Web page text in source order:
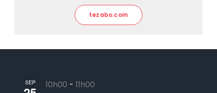
tezabo.com
SEP 10h00 - 11h00